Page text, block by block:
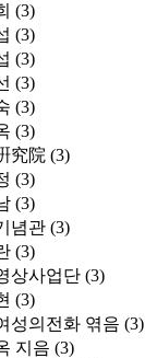
(3)
(3)
(3)
(3)
(3)
(3)
究院 (3)
(3)
(3)
념관 (3)
(3)
상사업단 (3)
(3)
성의전화 엮음 (3)
지음 (3)